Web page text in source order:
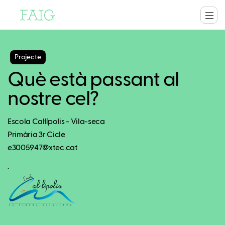
Projecte
Què està passant al
nostre cel?
Escola Cal·lípolis - Vila-seca
Primària 3r Cicle
e3005947@xtec.cat
.